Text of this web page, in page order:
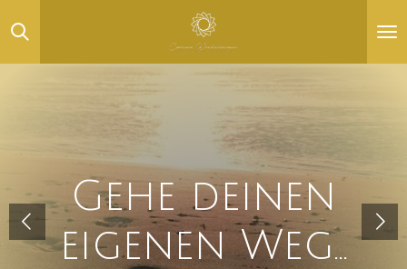
Hauptinhalt
...und finde
den Schatz